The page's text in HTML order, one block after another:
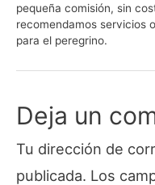
pequeña comisión, sin
recomendamos servicios
para el peregrino.
Deja un
Tu dirección de
publicada. Los